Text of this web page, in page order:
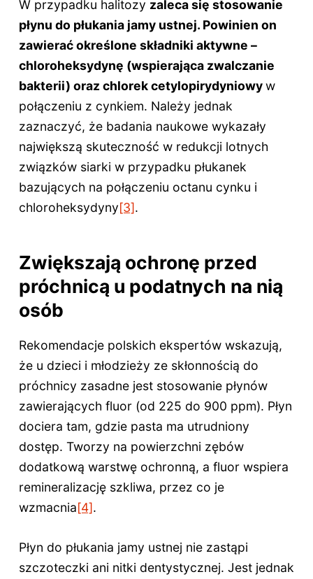
W przypadku halitozy zaleca się stosowanie
płynu do płukania jamy ustnej. Powinien on
zawierać określone składniki aktywne –
chloroheksydynę (wspierająca zwalczanie
bakterii) oraz chlorek cetylopirydyniowyw
połączeniu z cynkiem. Należy jednak
zaznaczyć, że badania naukowe wykazały
największą skuteczność w redukcji lotnych
związków siarki w przypadku płukanek
bazujących na połączeniu octanu cynku i
chloroheksydyny[3].
Zwiększają ochronę przed
próchnicą u podatnych na nią
osób
Rekomendacje polskich ekspertów wskazują,
że u dzieci i młodzieży ze skłonnością do
próchnicy zasadne jest stosowanie płynów
zawierających fluor (od 225 do 900 ppm). Płyn
dociera tam, gdzie pasta ma utrudniony
dostęp. Tworzy na powierzchni zębów
dodatkową warstwę ochronną, a fluor wspiera
remineralizację szkliwa, przez co je
wzmacnia[4].
Płyn do płukania jamy ustnej nie zastąpi
szczoteczki ani nitki dentystycznej. Jest jednak